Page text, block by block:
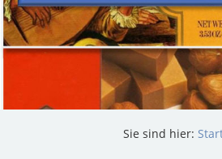
Sie sind hier: